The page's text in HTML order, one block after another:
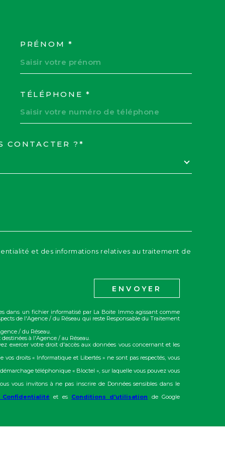
PRÉNOM *
TÉLÉPHONE *
CONTACTER ?*
et des informations relatives au traitement de
ENVOYER
dans un fichier informatisé par La Boite Immo agissant comme
de l'Agence / du Réseau qui reste Responsable du Traitement
/ du Réseau.
à l'Agence / au Réseau.
exercer votre droit d'accès aux données vous concernant et les
vos droits « Informatique et Libertés » ne sont pas respectés, vous
téléphonique « Bloctel », sur laquelle vous pouvez vous
vous invitons à ne pas inscrire de Données sensibles dans le
et es Conditions d'utilisation de Google